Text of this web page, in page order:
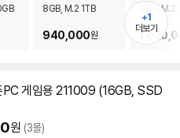
기
8GB, M.2 1TB
940,000원
8GB, M.2
+1
더보기
PC 게임용 211009 (16GB, SSD
원 (3몰)